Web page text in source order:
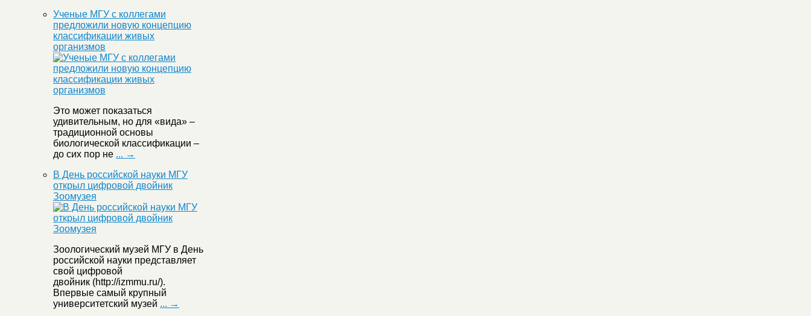
Ученые МГУ с коллегами
предложили новую концепцию
классификации живых
организмов
Это может показаться
удивительным, но для «вида» –
традиционной основы
биологической классификации –
до сих пор не ... →
В День российской науки МГУ
открыл цифровой двойник
Зоомузея
Зоологический музей МГУ в День
российской науки представляет
свой цифровой
двойник (http://izmmu.ru/).
Впервые самый крупный
университетский музей ... →